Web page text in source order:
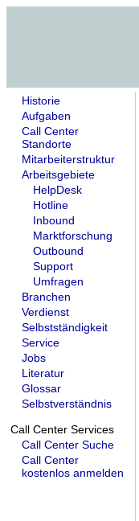
Historie
Aufgaben
Call Center
Standorte
Mitarbeiterstruktur
Arbeitsgebiete
HelpDesk
Hotline
Inbound
Marktforschung
Outbound
Support
Umfragen
Branchen
Verdienst
Selbstständigkeit
Service
Jobs
Literatur
Glossar
Selbstverständnis
Call Center Services
Call Center Suche
Call Center
kostenlos anmelden